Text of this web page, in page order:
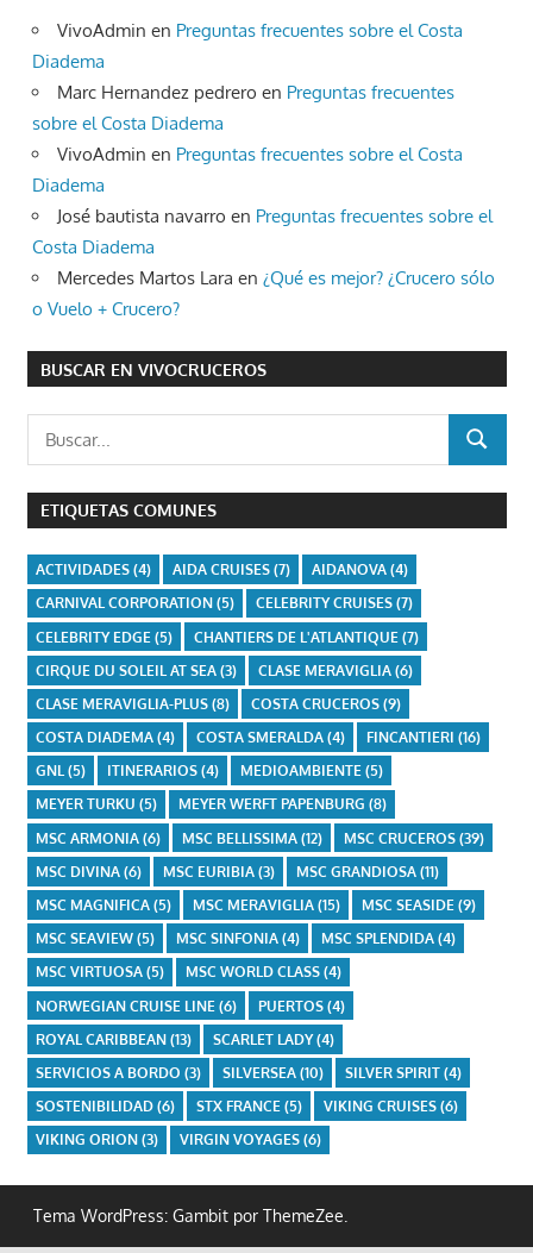
VivoAdmin en Preguntas frecuentes sobre el Costa
Diadema
Marc Hernandez pedrero en Preguntas frecuentes
sobre el Costa Diadema
VivoAdmin en Preguntas frecuentes sobre el Costa
Diadema
José bautista navarro en Preguntas frecuentes sobre el
Costa Diadema
Mercedes Martos Lara en ¿Qué es mejor? ¿Crucero sólo
o Vuelo + Crucero?
BUSCAR EN VIVOCRUCEROS
BUSCAR
ETIQUETAS COMUNES
ACTIVIDADES(4) AIDA CRUISES(7) AIDANOVA(4)
CARNIVAL CORPORATION(5) CELEBRITY CRUISES(7)
CELEBRITY EDGE (5) CHANTIERS DE L'ATLANTIQUE (7)
CIRQUE DU SOLEIL AT SEA(3) CLASE MERAVIGLIA(6)
CLASE MERAVIGLIA-PLUS(8) COSTA CRUCEROS(9)
COSTA DIADEMA(4) COSTA SMERALDA(4) FINCANTIERI (16)
GNL(5) ITINERARIOS(4) MEDIOAMBIENTE(5)
MEYER TURKU (5) MEYER WERFT PAPENBURG (8)
MSC ARMONIA(6) MSC BELLISSIMA(12) MSC CRUCEROS(39)
MSC DIVINA(6) MSC EURIBIA(3) MSC GRANDIOSA(11)
MSC MAGNIFICA(5) MSC MERAVIGLIA(15) MSC SEASIDE(9)
MSC SEAVIEW(5) MSC SINFONIA(4) MSC SPLENDIDA(4)
MSC VIRTUOSA(5) MSC WORLD CLASS(4)
NORWEGIAN CRUISE LINE (6) PUERTOS(4)
ROYAL CARIBBEAN(13) SCARLET LADY(4)
SERVICIOS A BORDO (3) SILVERSEA(10) SILVER SPIRIT(4)
SOSTENIBILIDAD(6) STX FRANCE(5) VIKING CRUISES(6)
VIKING ORION(3) VIRGIN VOYAGES(6)
Tema WordPress: Gambit por ThemeZee.